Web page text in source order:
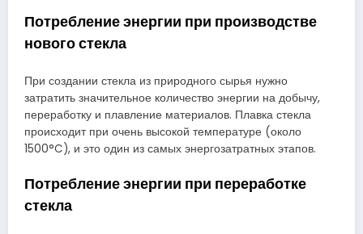
Потребление энергии при производстве
нового стекла
При создании стекла из природного сырья нужно
затратить значительное количество энергии на добычу,
переработку и плавление материалов. Плавка стекла
происходит при очень высокой температуре (около
1500°C), и это один из самых энергозатратных этапов.
Потребление энергии при переработке
стекла